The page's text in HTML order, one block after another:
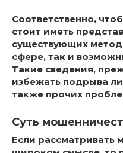
Соответственно,
стоит иметь
существующих
сфере, так и
Такие сведения,
избежать подрыва
также прочих
Суть
Если рассматривать